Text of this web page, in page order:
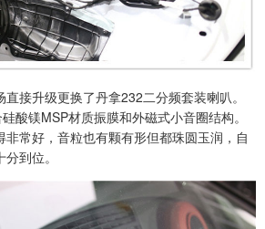
接升级更换了丹拿232二分频套装喇叭。
酸镁MSP材质振膜和外磁式小音圈结构。
常好，音粒也有颗有形但都珠圆玉润，自
到位。